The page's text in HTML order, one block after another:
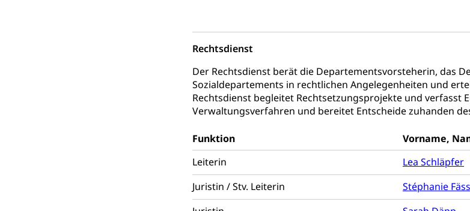
Rechtsdienst
Der Rechtsdienst berät die Departementsvorsteherin, das
Sozialdepartements in rechtlichen Angelegenheiten und
Rechtsdienst begleitet Rechtsetzungsprojekte und
Verwaltungsverfahren und bereitet Entscheide zuhanden
Funktion Vorname,
Leiterin
Lea Schläpfer
Juristin / Stv. Leiterin
Stéphanie
Bezirksgerichte: Aufgaben und Verfahren Kosten im
Betreibung und Konkurs
Bankrott, Schulden, Zahlungsunfähigkeit, Pfändung
Demokratie
Regierungsform, Stimm- und Wahlrecht, Stimmrecht,
Volksrechte
Kantonale Steuern
Finanzausgleich, Einkommenssteuer, Kopfsteuer,
Grundstückgewinnsteuer, Liegenschaftssteuer,